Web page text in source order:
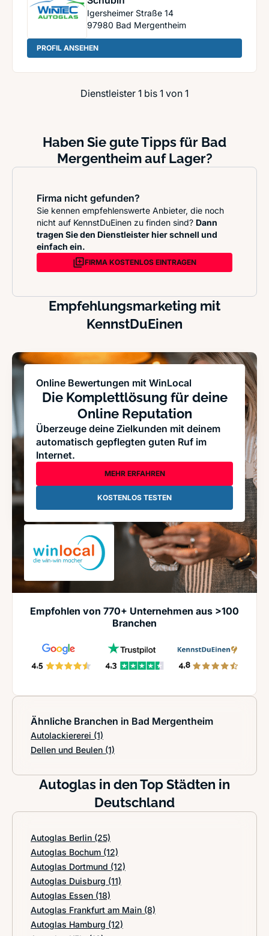
Igersheimer Straße 14
97980 Bad Mergentheim
PROFIL ANSEHEN: Wintec Autoglas - Siegfried Schubin
Dienstleister 1 bis 1 von 1
Haben Sie gute Tipps für Bad
Mergentheim auf Lager?
Firma nicht gefunden?
Sie kennen empfehlenswerte Anbieter, die noch
nicht auf KennstDuEinen zu finden sind? Dann
tragen Sie den Dienstleister hier schnell und
einfach ein.
FIRMA KOSTENLOS EINTRAGEN
Empfehlungsmarketing mit
KennstDuEinen
Online Bewertungen mit WinLocal
Die Komplettlösung für deine
Online Reputation
Überzeuge deine Zielkunden mit deinem
automatisch gepflegten guten Ruf im
Internet.
MEHR ERFAHREN
KOSTENLOS TESTEN
Empfohlen von 770+ Unternehmen aus >100
Branchen
Ähnliche Branchen in Bad Mergentheim
Autolackiererei (1)
Dellen und Beulen (1)
Autoglas in den Top Städten in
Deutschland
Autoglas Berlin (25)
Autoglas Bochum (12)
Autoglas Dortmund (12)
Autoglas Duisburg (11)
Autoglas Essen (18)
Autoglas Frankfurt am Main (8)
Autoglas Hamburg (12)